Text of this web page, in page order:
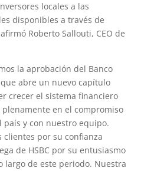
locales a las
disponibles a través de
Roberto Sallouti, CEO de
la aprobación del Banco
abre un nuevo capítulo
crecer el sistema financiero
plenamente en el compromiso
país y con nuestro equipo.
clientes por su confianza
de HSBC por su entusiasmo
largo de este periodo. Nuestra